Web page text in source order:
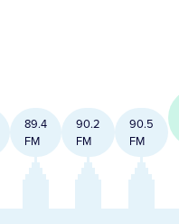
89.4
FM
90.2
FM
90.5
FM